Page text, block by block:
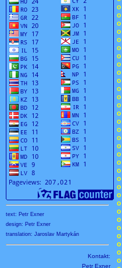
text: Petr Exner
design: Petr Exner
translation: Jaroslav Martykán
Kontakt:
Petr Exner
o
o
o
o
o
o
o
o
o
o
o
o
o
o
o
o
o
o
o
o
o
o
o
o
o
o
o
o
o
o
o
o